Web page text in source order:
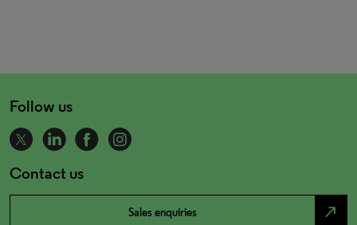
Follow us
Contact us
Sales enquiries north_east